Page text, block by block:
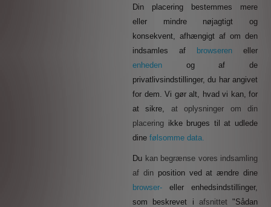
Din placering bestemmes mere
eller mindre nøjagtigt og
konsekvent, afhængigt af om den
indsamles af
browseren eller
enheden og af de
privatlivsindstillinger, du har angivet
for dem. Vi gør alt, hvad vi kan, for
at sikre, at oplysninger om din
placering ikke bruges til at udlede
dine følsomme data.
Du kan begrænse vores indsamling
af din position ved at ændre dine
browser- eller enhedsindstillinger,
som beskrevet i afsnittet "Sådan